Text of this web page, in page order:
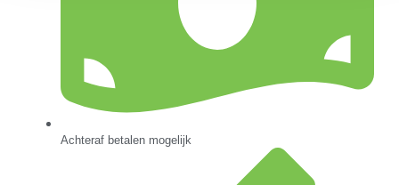
Achteraf betalen mogelijk